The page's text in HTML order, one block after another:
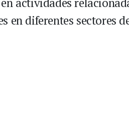
en diferentes sectores